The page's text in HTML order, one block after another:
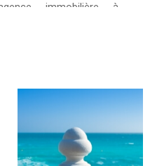
immobilière à
sélection de propriétés
attentes. Notre parfaite
limitrophes à la
permet de vous